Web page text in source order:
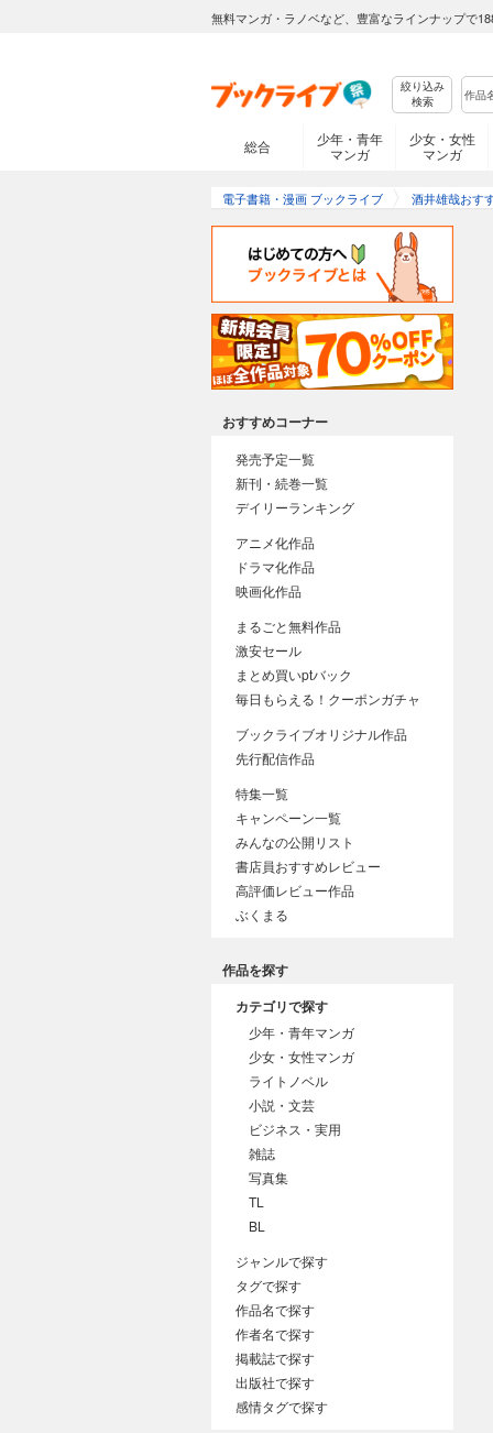
無料マンガ・ラノベなど、豊富なラインナップで
絞り込み
検索
総合
少年・青年
マンガ
少女・女性
マンガ
電子書籍・漫画 ブックライブ 酒井雄哉おす
おすすめコーナー
発売予定一覧
新刊・続巻一覧
デイリーランキング
アニメ化作品
ドラマ化作品
映画化作品
まるごと無料作品
激安セール
まとめ買いptバック
毎日もらえる！クーポンガチャ
ブックライブオリジナル作品
先行配信作品
特集一覧
キャンペーン一覧
みんなの公開リスト
書店員おすすめレビュー
高評価レビュー作品
ぶくまる
作品を探す
カテゴリで探す
少年・青年マンガ
少女・女性マンガ
ライトノベル
小説・文芸
ビジネス・実用
雑誌
写真集
TL
BL
ジャンルで探す
タグで探す
作品名で探す
作者名で探す
掲載誌で探す
出版社で探す
感情タグで探す